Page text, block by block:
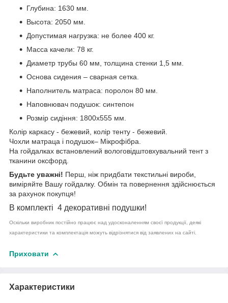
Глубина: 1630 мм.
Высота: 2050 мм.
Допустимая нагрузка: не более 400 кг.
Масса качели: 78 кг.
Диаметр трубы 60 мм, толщина стенки 1,5 мм.
Основа сидения – сварная сетка.
Наполнитель матраса: поролон 80 мм.
Наповнювач подушок: синтепон
Розмір сидіння: 1800х555 мм.
Колір каркасу - бежевий, колір тенту - бежевий.
Чохли матраца і подушок– Мікрофібра.
На гойдалках встановлений вологовідштовхувальний тент з
тканини оксфорд.
Будьте уважні! Перш, ніж придбати текстильні вироби,
виміряйте Вашу гойдалку. Обмін та повернення здійснюється
за рахунок покупця!
В комплекті 4 декоративні подушки!
Оскільки виробник постійно працює над удосконаленням своєї продукції, деякі
характеристики та комплектація можуть відрізнятися від заявлених на сайті.
Приховати
Характеристики